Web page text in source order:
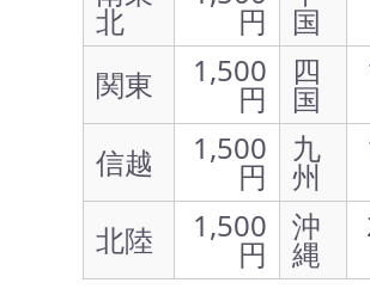
北 円 国
関東
1,500
円
四
国
信越
1,500
円
九
州
北陸
1,500
円
沖
縄